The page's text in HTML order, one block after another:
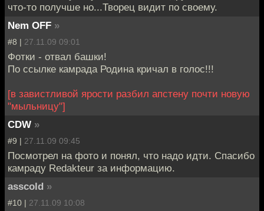
что-то получше но...Творец видит по своему.
Nem OFF »
#8 | 27.11.09 09:01
Фотки - отвал башки!
По ссылке камрада Родина кричал в голос!!!
[в завистливой ярости разбил апстену почти новую
"мыльницу"]
CDW »
#9 | 27.11.09 09:45
Посмотрел на фото и понял, что надо идти. Спасибо
камраду Redakteur за информацию.
asscold »
#10 | 27.11.09 10:08